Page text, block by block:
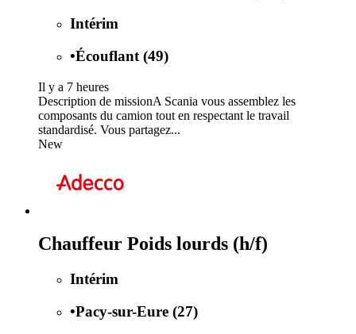
Intérim
•Écouflant (49)
Il y a 7 heures
Description de missionA Scania vous assemblez les
composants du camion tout en respectant le travail
standardisé. Vous partagez...
New
Chauffeur Poids lourds (h/f)
Intérim
•Pacy-sur-Eure (27)